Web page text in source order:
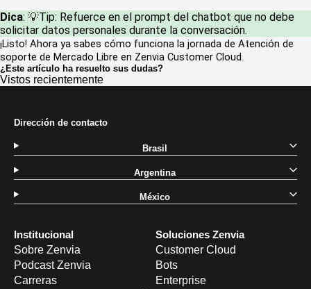
Dica: 💡Tip: Refuerce en el prompt del chatbot que no debe
solicitar datos personales durante la conversación.
¡Listo! Ahora ya sabes cómo funciona la jornada de Atención de
soporte de Mercado Libre en Zenvia Customer Cloud.
¿Este artículo ha resuelto sus dudas?
Vistos recientemente
Institucional
Sobre Zenvia
Podcast Zenvia
Carreras
Soluciones Zenvia
Customer Cloud
Bots
Enterprise
Dirección de contacto
Brasil
Argentina
México